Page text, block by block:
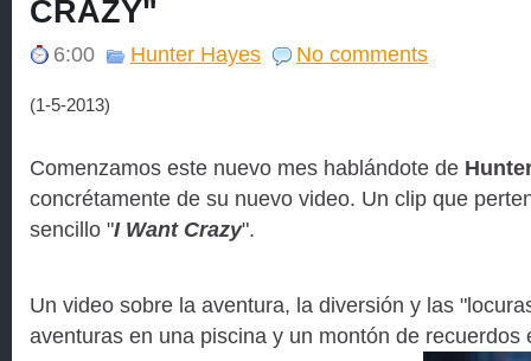
CRAZY"
6:00 Hunter Hayes No comments
(1-5-2013)
Comenzamos este nuevo mes hablándote de
concrétamente de su nuevo video. Un clip que
sencillo "I Want Crazy".
Un video sobre la aventura, la diversión y las
aventuras en una piscina y un montón de recuerdos